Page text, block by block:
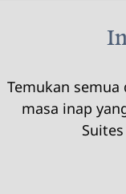
Temukan
masa inap